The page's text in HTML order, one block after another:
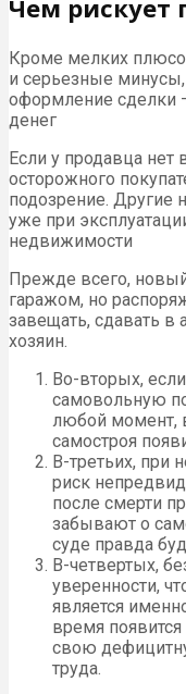
Чем рискует
Кроме мелких
и серьезные
оформление сделки
денег
Если у продавца нет
осторожного
подозрение. Другие
уже при
недвижимости
Прежде всего,
гаражом, но
завещать, сдавать
хозяин.
Во-вторых,
самовольную
любой момент,
самостроя
В-третьих, при
риск
после смерти
забывают о
суде правда
В-четвертых,
уверенности,
является
время
свою
труда.